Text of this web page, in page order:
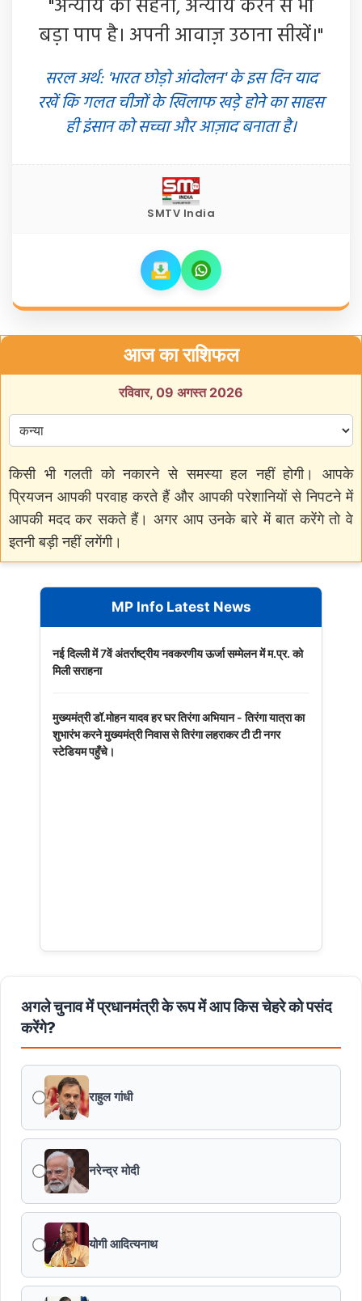
"अन्याय को सहना, अन्याय करने से भी
बड़ा पाप है। अपनी आवाज़ उठाना सीखें।"
सरल अर्थ: 'भारत छोड़ो आंदोलन' के इस दिन याद
रखें कि गलत चीजों के खिलाफ खड़े होने का साहस
ही इंसान को सच्चा और आज़ाद बनाता है।
SMTV India
आज का राशिफल
रविवार, 09 अगस्त 2026
किसी भी गलती को नकारने से समस्या हल नहीं होगी। आपके
प्रियजन आपकी परवाह करते हैं और आपकी परेशानियों से निपटने में
आपकी मदद कर सकते हैं। अगर आप उनके बारे में बात करेंगे तो वे
इतनी बड़ी नहीं लगेंगी।
MP Info Latest News
नई दिल्ली में 7वें अंतर्राष्ट्रीय नवकरणीय ऊर्जा सम्मेलन में म.प्र. को
मिली सराहना
मुख्यमंत्री डॉ.मोहन यादव हर घर तिरंगा अभियान - तिरंगा यात्रा का
शुभारंभ करने मुख्यमंत्री निवास से तिरंगा लहराकर टी टी नगर
स्टेडियम पहुँचे।
अगले चुनाव में प्रधानमंत्री के रूप में आप किस चेहरे को पसंद
करेंगे?
राहुल गांधी
नरेन्द्र मोदी
योगी आदित्यनाथ